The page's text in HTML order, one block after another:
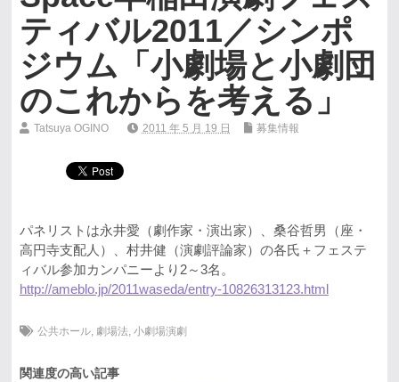
ティバル2011／シンポ
ジウム「小劇場と小劇団
のこれからを考える」
Tatsuya OGINO 2011 年 5 月 19 日 募集情報
パネリストは永井愛（劇作家・演出家）、桑谷哲男（座・
高円寺支配人）、村井健（演劇評論家）の各氏＋フェステ
ィバル参加カンパニーより2～3名。
http://ameblo.jp/2011waseda/entry-10826313123.html
公共ホール, 劇場法, 小劇場演劇
関連度の高い記事